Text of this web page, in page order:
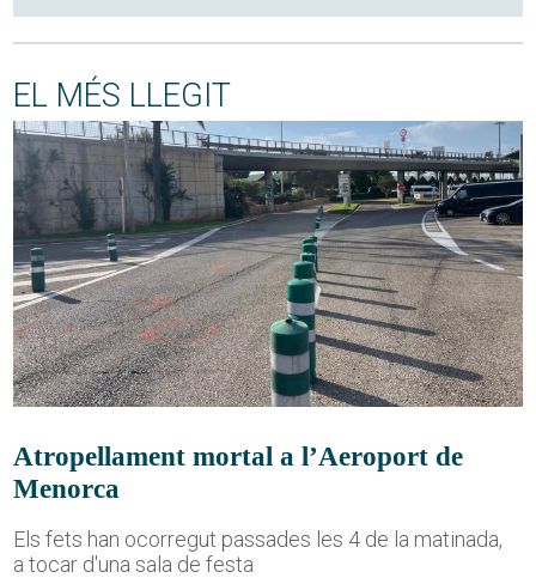
EL MÉS LLEGIT
Atropellament mortal a l’Aeroport de
Menorca
Els fets han ocorregut passades les 4 de la matinada,
a tocar d'una sala de festa